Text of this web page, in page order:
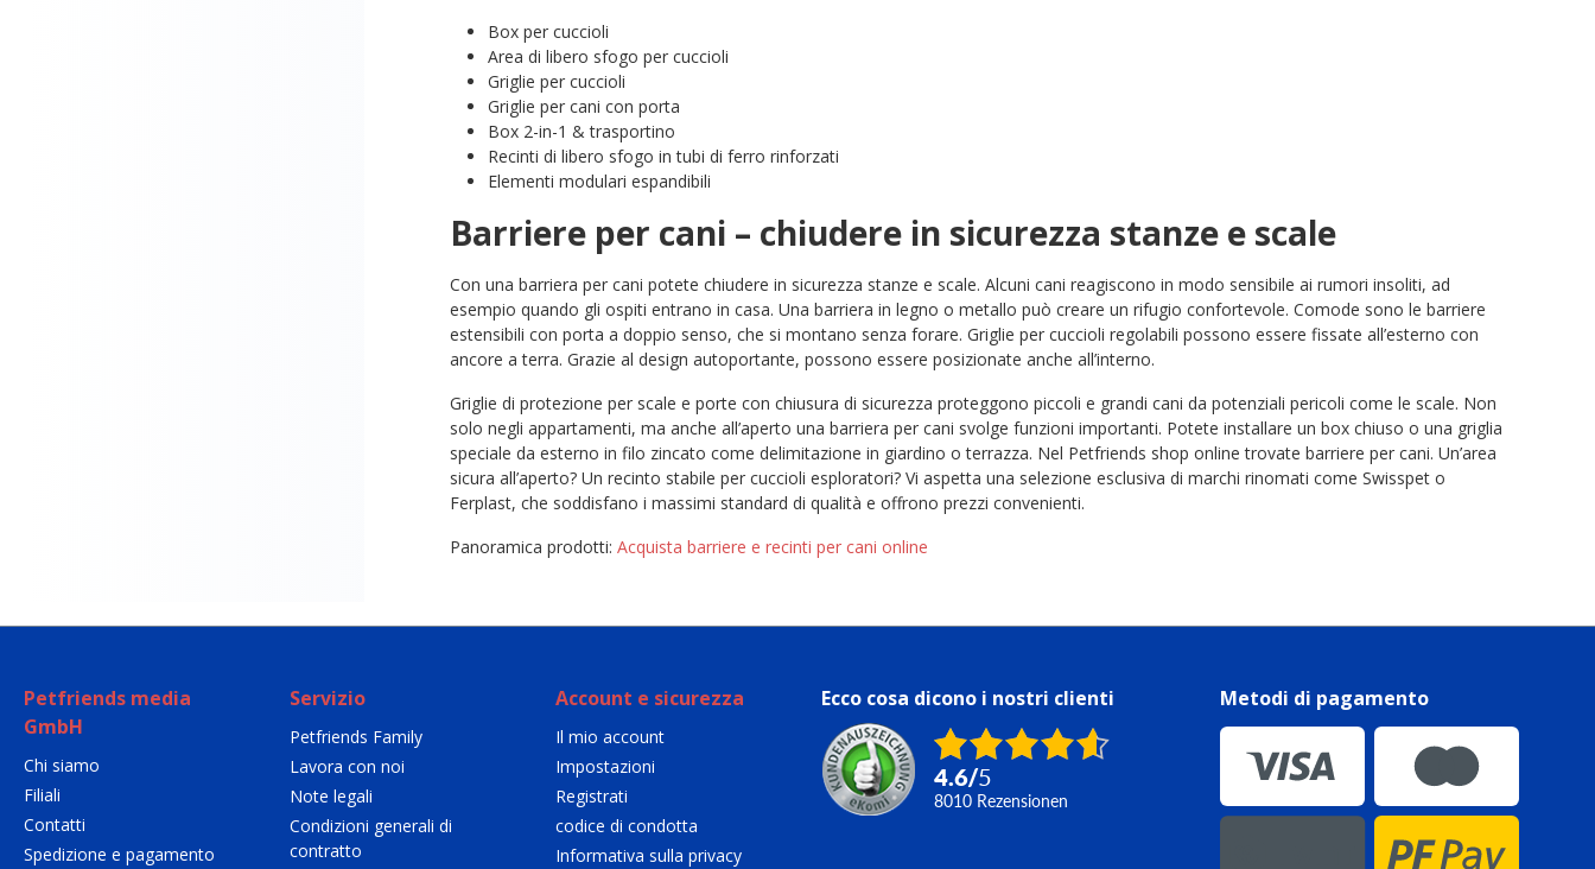
Box per cuccioli
Area di libero sfogo per cuccioli
Griglie per cuccioli
Griglie per cani con porta
Box 2-in-1 & trasportino
Recinti di libero sfogo in tubi di ferro rinforzati
Elementi modulari espandibili
Barriere per cani – chiudere in sicurezza stanze e scale
Con una barriera per cani potete chiudere in sicurezza stanze e scale. Alcuni cani reagiscono in modo sensibile ai rumori insoliti, ad
esempio quando gli ospiti entrano in casa. Una barriera in legno o metallo può creare un rifugio confortevole. Comode sono le barriere
estensibili con porta a doppio senso, che si montano senza forare. Griglie per cuccioli regolabili possono essere fissate all’esterno con
ancore a terra. Grazie al design autoportante, possono essere posizionate anche all’interno.
Griglie di protezione per scale e porte con chiusura di sicurezza proteggono piccoli e grandi cani da potenziali pericoli come le scale. Non
solo negli appartamenti, ma anche all’aperto una barriera per cani svolge funzioni importanti. Potete installare un box chiuso o una griglia
speciale da esterno in filo zincato come delimitazione in giardino o terrazza. Nel Petfriends shop online trovate barriere per cani. Un’area
sicura all’aperto? Un recinto stabile per cuccioli esploratori? Vi aspetta una selezione esclusiva di marchi rinomati come Swisspet o
Ferplast, che soddisfano i massimi standard di qualità e offrono prezzi convenienti.
Panoramica prodotti: Acquista barriere e recinti per cani online
Petfriends media
GmbH
Chi siamo
Filiali
Contatti
Spedizione e pagamento
Servizio
Petfriends Family
Lavora con noi
Note legali
Condizioni generali di
contratto
Account e sicurezza
Il mio account
Impostazioni
Registrati
codice di condotta
Informativa sulla privacy
Ecco cosa dicono i nostri clienti
4.6/5
8010 Rezensionen
Metodi di pagamento